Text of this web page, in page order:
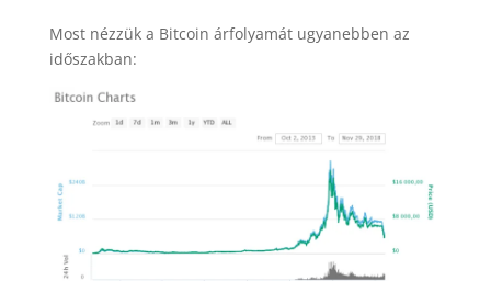
Most nézzük a Bitcoin árfolyamát ugyanebben az
időszakban: